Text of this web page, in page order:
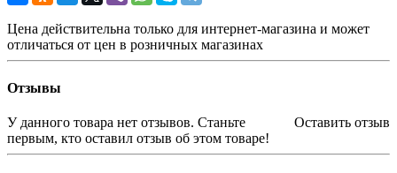
Цена действительна только для интернет-магазина и может
отличаться от цен в розничных магазинах
Отзывы
Оставить отзыв
У данного товара нет отзывов. Станьте
первым, кто оставил отзыв об этом товаре!